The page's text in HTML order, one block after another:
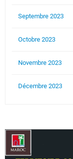
Septembre 2023
Octobre 2023
Novembre 2023
Décembre 2023